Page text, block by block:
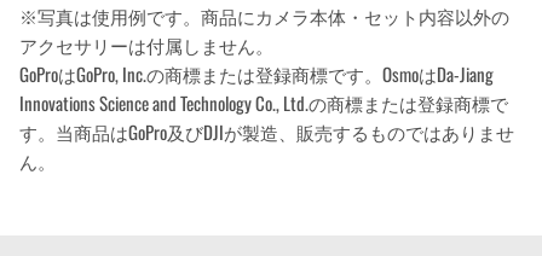
※写真は使用例です。商品にカメラ本体・セット内容以外の
アクセサリーは付属しません。
GoProはGoPro, Inc.の商標または登録商標です。OsmoはDa-Jiang
Innovations Science and Technology Co., Ltd.の商標または登録商標で
す。当商品はGoPro及びDJIが製造、販売するものではありませ
ん。